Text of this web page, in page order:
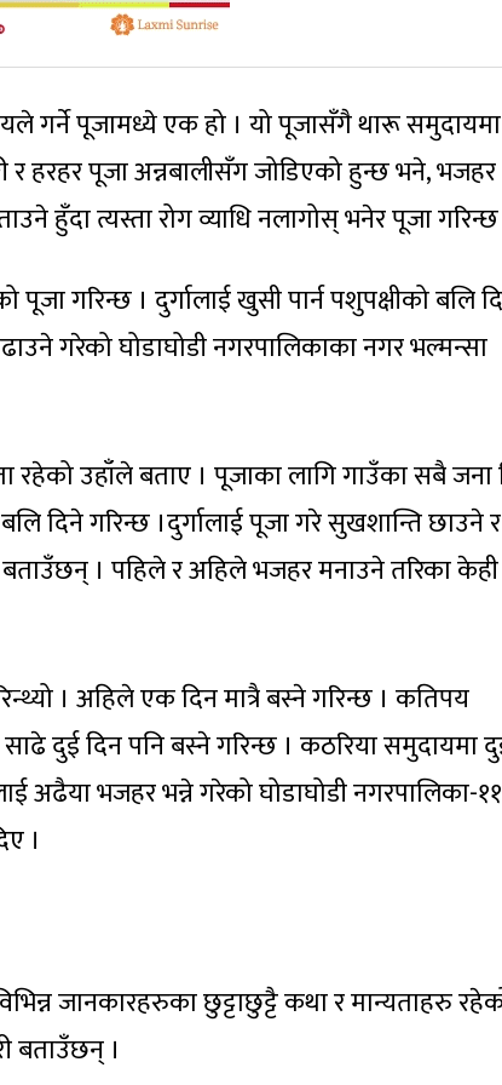
गर्ने पूजामध्ये एक हो । यो पूजासँगै थारू समुदायमा
र हरहर पूजा अन्नबालीसँग जोडिएको हुन्छ भने, भजहर
हुँदा त्यस्ता रोग व्याधि नलागोस् भनेर पूजा गरिन्छ
गरिन्छ । दुर्गालाई खुसी पार्न पशुपक्षीको बलि
गरेको घोडाघोडी नगरपालिकाका नगर भल्मन्सा
रहेको उहाँले बताए । पूजाका लागि गाउँका सबै
दिने गरिन्छ ।दुर्गालाई पूजा गरे सुखशान्ति छाउने
बताउँछन् । पहिले र अहिले भजहर मनाउने तरिका केही
। अहिले एक दिन मात्रै बस्ने गरिन्छ । कतिपय
दुई दिन पनि बस्ने गरिन्छ । कठरिया समुदायमा
अढैया भजहर भन्ने गरेको घोडाघोडी नगरपालिका-
।
जानकारहरुका छुट्टाछुट्टै कथा र मान्यताहरु
बताउँछन् ।